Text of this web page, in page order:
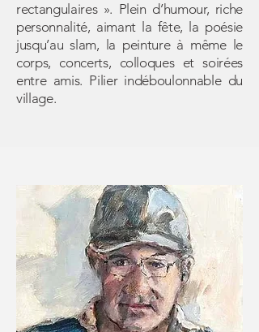
rectangulaires ». Plein d’humour, riche
personnalité, aimant la fête, la poésie
jusqu’au slam, la peinture à même le
corps, concerts, colloques et soirées
entre amis. Pilier indéboulonnable du
village.